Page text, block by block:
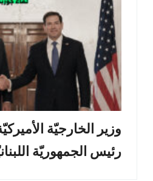
وزير الخارجيّة
رئيس الجمهوريّة